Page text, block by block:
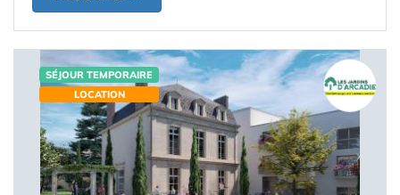
SÉJOUR TEMPORAIRE
LOCATION